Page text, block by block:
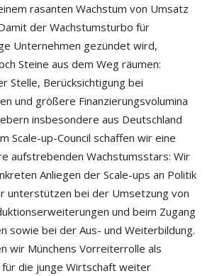
rasanten Wachstum von Umsatz
der Wachstumsturbo für
Unternehmen gezündet wird,
Steine aus dem Weg räumen:
Stelle, Berücksichtigung bei
und größere Finanzierungsvolumina
insbesondere aus Deutschland
Scale-up-Council schaffen wir eine
aufstrebenden Wachstumsstars: Wir
Anliegen der Scale-ups an Politik
unterstützen bei der Umsetzung von
und beim Zugang
sowie bei der Aus- und Weiterbildung.
wir Münchens Vorreiterrolle als
die junge Wirtschaft weiter